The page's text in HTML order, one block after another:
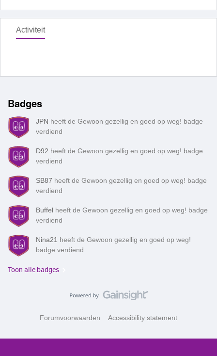
Activiteit
Badges
JPN heeft de Gewoon gezellig en goed op weg! badge
verdiend
D92 heeft de Gewoon gezellig en goed op weg! badge
verdiend
SB87 heeft de Gewoon gezellig en goed op weg! badge
verdiend
Buffel heeft de Gewoon gezellig en goed op weg! badge
verdiend
Nina21 heeft de Gewoon gezellig en goed op weg!
badge verdiend
Toon alle badges
Forumvoorwaarden Accessibility statement